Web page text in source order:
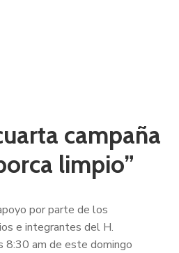
campaña
limpio”
por parte de los
e integrantes del H.
8:30 am de este domingo